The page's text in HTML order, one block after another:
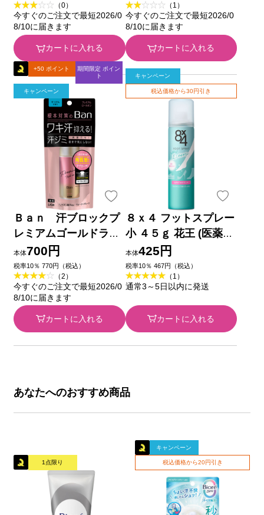
（0）
今すぐのご注文で最短2026/0
8/10に届きます
カートに入れる
（1）
今すぐのご注文で最短2026/0
8/10に届きます
カートに入れる
+50 ポイント
期間限定 ポイン
ト
キャンペーン
Ｂａｎ 汗ブロックプ
レミアムゴールドラベ
ルせっけん ４０ｍｌ
ライオン (医薬部外品)
本体700円
税率10％ 770円（税込）
（2）
今すぐのご注文で最短2026/0
8/10に届きます
カートに入れる
キャンペーン
税込価格から30円引き
８ｘ４ フットスプレー
小 ４５ｇ 花王 (医薬部
外品)
本体425円
税率10％ 467円（税込）
（1）
通常3～5日以内に発送
カートに入れる
あなたへのおすすめ商品
1点限り
キャンペーン
税込価格から20円引き